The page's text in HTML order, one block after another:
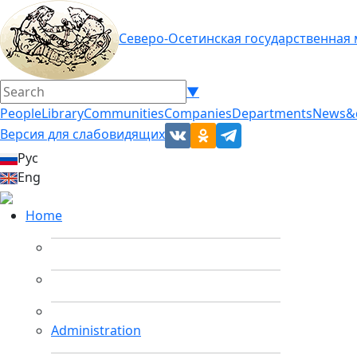
Северо-Осетинская
▼
PeopleLibraryCommunitiesCompaniesDepartments
Версия для слабовидящих
Рус
Eng
Home
Administration